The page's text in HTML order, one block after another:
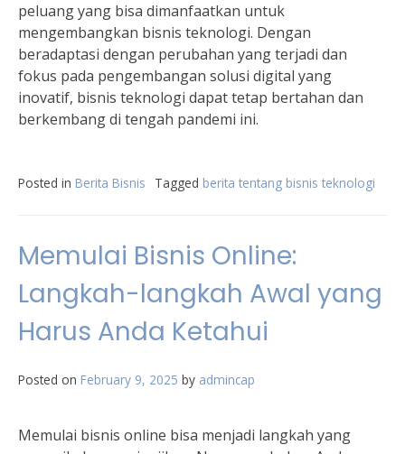
peluang yang bisa dimanfaatkan untuk
mengembangkan bisnis teknologi. Dengan
beradaptasi dengan perubahan yang terjadi dan
fokus pada pengembangan solusi digital yang
inovatif, bisnis teknologi dapat tetap bertahan dan
berkembang di tengah pandemi ini.
Posted in Berita Bisnis Tagged berita tentang bisnis teknologi
Memulai Bisnis Online:
Langkah-langkah Awal yang
Harus Anda Ketahui
Posted on February 9, 2025 by admincap
Memulai bisnis online bisa menjadi langkah yang